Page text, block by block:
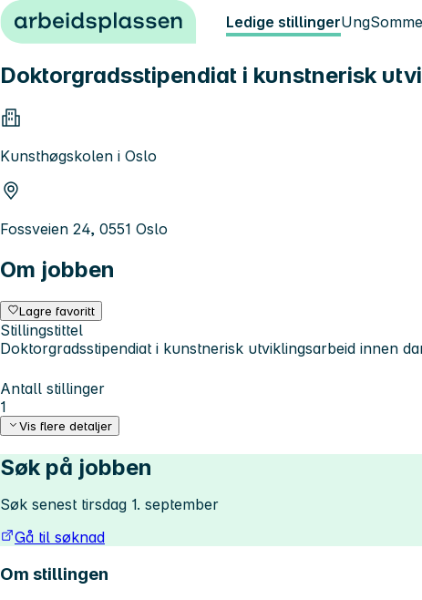
Hopp til innhold Ledige stillingerUng
Doktorgradsstipendiat i kunstnerisk
Kunsthøgskolen i Oslo
Fossveien 24, 0551 Oslo
Om jobben
Lagre favoritt
Stillingstittel
Doktorgradsstipendiat i kunstnerisk utviklingsarbeid innen
Antall stillinger
1
Vis flere detaljer
Søk på jobben
Søk senest tirsdag 1. september
Gå til søknad
Om stillingen